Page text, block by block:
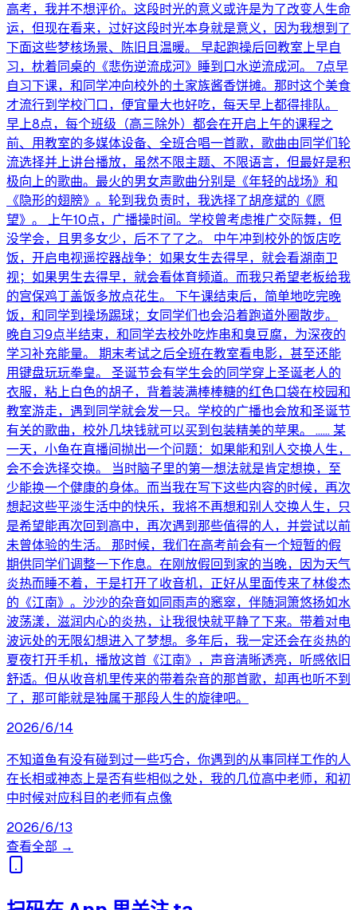
高考，我并不想评价。这段时光的意义或许是为了改变人生命
运，但现在看来，过好这段时光本身就是意义，因为我想到了
下面这些梦核场景、陈旧且温暖。 早起跑操后回教室上早自
习，枕着同桌的《悲伤逆流成河》睡到口水逆流成河。 7点早
自习下课，和同学冲向校外的土家族酱香饼摊。那时这个美食
才流行到学校门口，便宜量大也好吃，每天早上都得排队。
早上8点，每个班级（高三除外）都会在开启上午的课程之
前、用教室的多媒体设备、全班合唱一首歌，歌曲由同学们轮
流选择并上讲台播放，虽然不限主题、不限语言，但最好是积
极向上的歌曲。最火的男女声歌曲分别是《年轻的战场》和
《隐形的翅膀》。轮到我负责时，我选择了胡彦斌的《愿
望》。 上午10点，广播操时间。学校曾考虑推广交际舞，但
没学会，且男多女少，后不了了之。 中午冲到校外的饭店吃
饭，开启电视遥控器战争：如果女生去得早，就会看湖南卫
视；如果男生去得早，就会看体育频道。而我只希望老板给我
的宫保鸡丁盖饭多放点花生。 下午课结束后，简单地吃完晚
饭，和同学到操场踢球；女同学们也会沿着跑道外圈散步。
晚自习9点半结束，和同学去校外吃炸串和臭豆腐，为深夜的
学习补充能量。 期末考试之后全班在教室看电影，甚至还能
用键盘玩玩拳皇。 圣诞节会有学生会的同学穿上圣诞老人的
衣服，粘上白色的胡子，背着装满棒棒糖的红色口袋在校园和
教室游走，遇到同学就会发一只。学校的广播也会放和圣诞节
有关的歌曲，校外几块钱就可以买到包装精美的苹果。 …… 某
一天，小鱼在直播间抛出一个问题：如果能和别人交换人生，
会不会选择交换。 当时脑子里的第一想法就是肯定想换，至
少能换一个健康的身体。而当我在写下这些内容的时候，再次
想起这些平淡生活中的快乐，我将不再想和别人交换人生，只
是希望能再次回到高中，再次遇到那些值得的人，并尝试以前
未曾体验的生活。 那时候，我们在高考前会有一个短暂的假
期供同学们调整一下作息。在刚放假回到家的当晚，因为天气
炎热而睡不着，于是打开了收音机，正好从里面传来了林俊杰
的《江南》。沙沙的杂音如同雨声的窸窣，伴随洞箫悠扬如水
波荡漾，滋润内心的炎热，让我很快就平静了下来。带着对电
波远处的无限幻想进入了梦想。多年后，我一定还会在炎热的
夏夜打开手机，播放这首《江南》，声音清晰透亮，听感依旧
舒适。但从收音机里传来的带着杂音的那首歌，却再也听不到
了，那可能就是独属于那段人生的旋律吧。
2026/6/14
不知道鱼有没有碰到过一些巧合，你遇到的从事同样工作的人
在长相或神态上是否有些相似之处，我的几位高中老师，和初
中时候对应科目的老师有点像
2026/6/13
查看全部 →